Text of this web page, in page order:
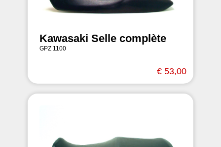
Kawasaki Selle complète
GPZ 1100
€ 53,00